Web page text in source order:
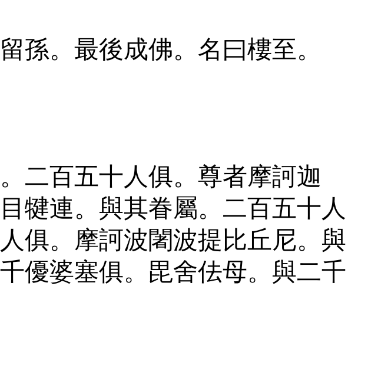
孫。最後成佛。名曰樓至。
二百五十人俱。尊者摩訶迦
犍連。與其眷屬。二百五十人
俱。摩訶波闍波提比丘尼。與
優婆塞俱。毘舍佉母。與二千